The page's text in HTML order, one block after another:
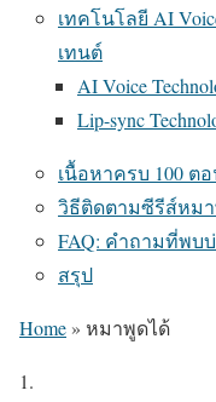
เทคโนโลยี AI
เทนต์
AI Voice
Lip-sync
เนื้อหาครบ 100 ต
วิธีติดตามซีรีส์หม
FAQ: คำถามที่พบ
สรุป
Home » หมาพูดได้